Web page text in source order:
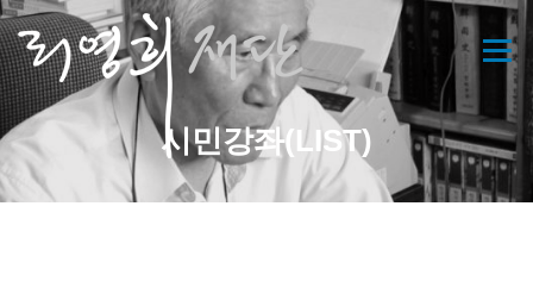
콘
텐
츠
로
바
로
가
기
메뉴
시민강좌(LIST)